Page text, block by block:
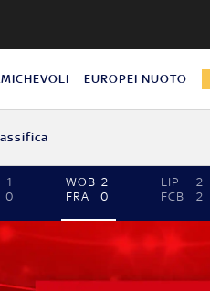
EUROPEI NUOTO
1
0
WOB 2
FRA
0
LIP
2
FCB
2